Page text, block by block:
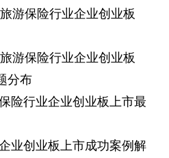
游保险行业企业创业板
游保险行业企业创业板
分布
险行业企业创业板上市最
业创业板上市成功案例解